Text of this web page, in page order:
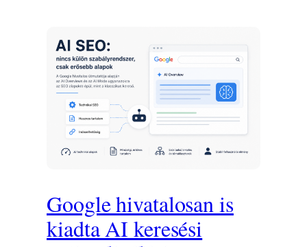
Google hivatalosan is
kiadta AI keresési